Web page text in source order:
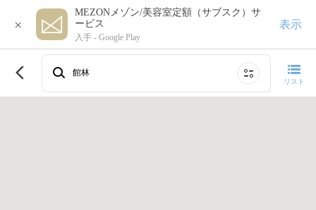
×
MEZONメゾン/美容室定額（サブスク）サ
ービス
入手 - Google Play
表示
館林
リスト